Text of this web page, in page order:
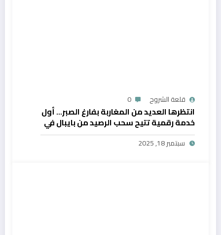
قلعة الشروح 0
انتظرها العديد من المغاربة بفارغ الصبر… أول
خدمة رقمية تتيح سحب الرصيد من بايبال في
المغرب
سبتمبر 18, 2025